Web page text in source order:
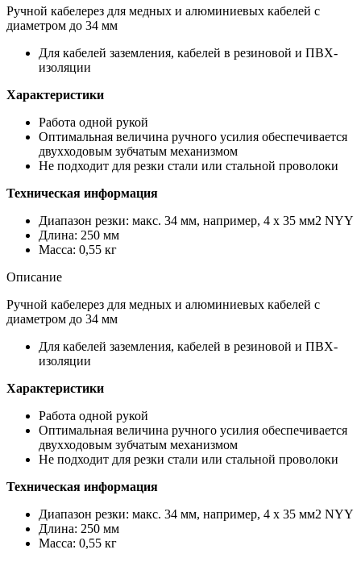
Ручной кабелерез для медных и алюминиевых кабелей с
диаметром до 34 мм
Для кабелей заземления, кабелей в резиновой и ПВХ-
изоляции
Характеристики
Работа одной рукой
Оптимальная величина ручного усилия обеспечивается
двухходовым зубчатым механизмом
Не подходит для резки стали или стальной проволоки
Техническая информация
Диапазон резки: макс. 34 мм, например, 4 x 35 мм2 NYY
Длина: 250 мм
Масса: 0,55 кг
Описание
Ручной кабелерез для медных и алюминиевых кабелей с
диаметром до 34 мм
Для кабелей заземления, кабелей в резиновой и ПВХ-
изоляции
Характеристики
Работа одной рукой
Оптимальная величина ручного усилия обеспечивается
двухходовым зубчатым механизмом
Не подходит для резки стали или стальной проволоки
Техническая информация
Диапазон резки: макс. 34 мм, например, 4 x 35 мм2 NYY
Длина: 250 мм
Масса: 0,55 кг